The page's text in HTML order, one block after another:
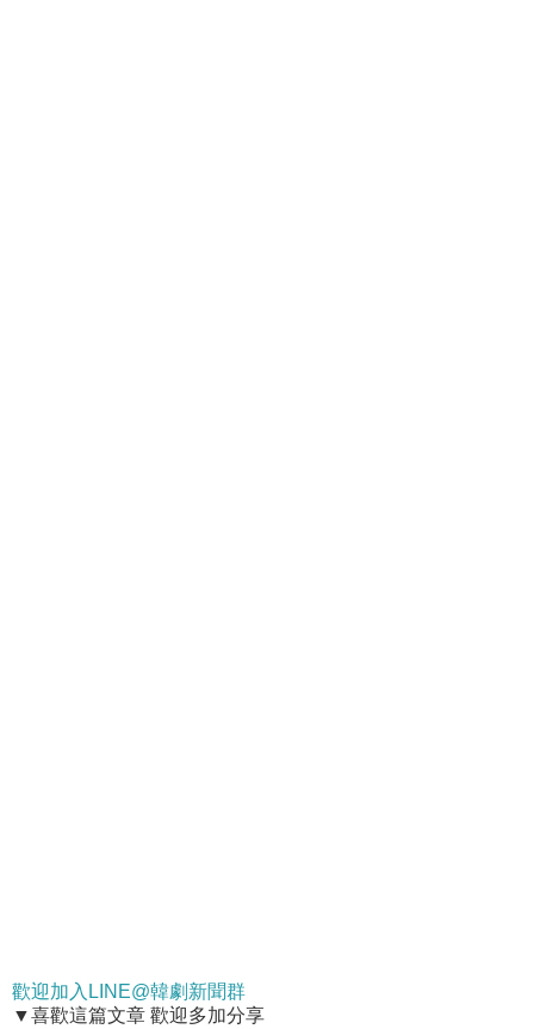
歡迎加入LINE@韓劇新聞群
▼喜歡這篇文章 歡迎多加分享